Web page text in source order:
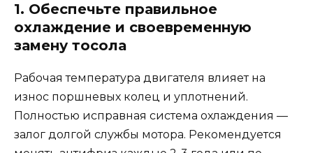
1. Обеспечьте правильное
охлаждение и своевременную
замену тосола
Рабочая температура двигателя влияет на
износ поршневых колец и уплотнений.
Полностью исправная система охлаждения —
залог долгой службы мотора. Рекомендуется